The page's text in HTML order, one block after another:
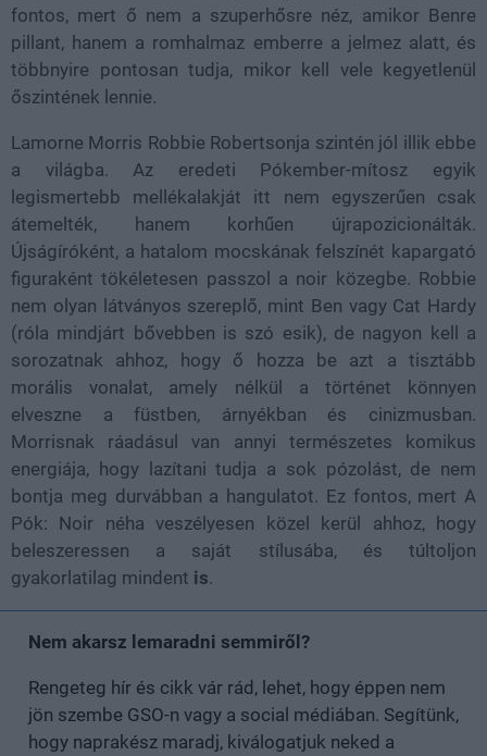
fontos, mert ő nem a szuperhősre néz, amikor Benre
pillant, hanem a romhalmaz emberre a jelmez alatt, és
többnyire pontosan tudja, mikor kell vele kegyetlenül
őszintének lennie.
Lamorne Morris Robbie Robertsonja szintén jól illik ebbe
a világba. Az eredeti Pókember-mítosz egyik
legismertebb mellékalakját itt nem egyszerűen csak
átemelték, hanem korhűen újrapozicionálták.
Újságíróként, a hatalom mocskának felszínét kapargató
figuraként tökéletesen passzol a noir közegbe. Robbie
nem olyan látványos szereplő, mint Ben vagy Cat Hardy
(róla mindjárt bővebben is szó esik), de nagyon kell a
sorozatnak ahhoz, hogy ő hozza be azt a tisztább
morális vonalat, amely nélkül a történet könnyen
elveszne a füstben, árnyékban és cinizmusban.
Morrisnak ráadásul van annyi természetes komikus
energiája, hogy lazítani tudja a sok pózolást, de nem
bontja meg durvábban a hangulatot. Ez fontos, mert A
Pók: Noir néha veszélyesen közel kerül ahhoz, hogy
beleszeressen a saját stílusába, és túltoljon
gyakorlatilag mindent is.
Nem akarsz lemaradni semmiről?
Rengeteg hír és cikk vár rád, lehet, hogy éppen nem
jön szembe GSO-n vagy a social médiában. Segítünk,
hogy naprakész maradj, kiválogatjuk neked a